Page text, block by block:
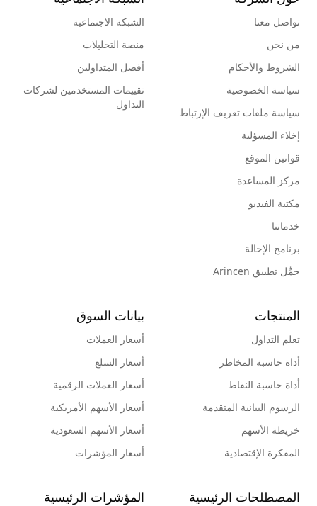
تواصل معنا
من نحن
الشروط والأحكام
سياسة الخصوصية
سياسة ملفات تعريف الإرتباط
إخلاء المسؤلية
قوانين الموقع
مركز المساعدة
مكتبة الفيديو
خدماتنا
برنامج الإحالة
حمِّل تطبيق Arincen
الشبكة الاجتماعية
منصة التحليلات
أفضل المتداولين
تقييمات المستخدمين لشركات
التداول
المنتجات
تعلم التداول
أداة حاسبة المخاطر
أداة حاسبة النقاط
الرسوم البيانية المتقدمة
خريطة الأسهم
المفكرة الإقتصادية
بيانات السوق
أسعار العملات
أسعار السلع
أسعار العملات الرقمية
أسعار الأسهم الأمريكية
أسعار الأسهم السعودية
أسعار المؤشرات
المصطلحات الرئيسية المؤشرات الرئيسية